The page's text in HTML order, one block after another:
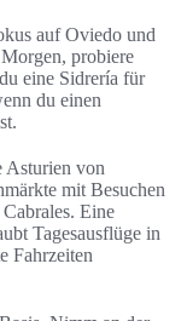
auf Oviedo und
probiere
eine Sidrería für
du einen
Asturien von
mit Besuchen
Eine
Tagesausflüge in
Fahrzeiten